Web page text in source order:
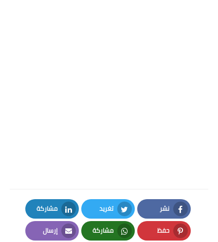
نشر
Facebook
تغريد
Twitter
مشاركة
LinkedIn
حفظ مشاركة إرسال